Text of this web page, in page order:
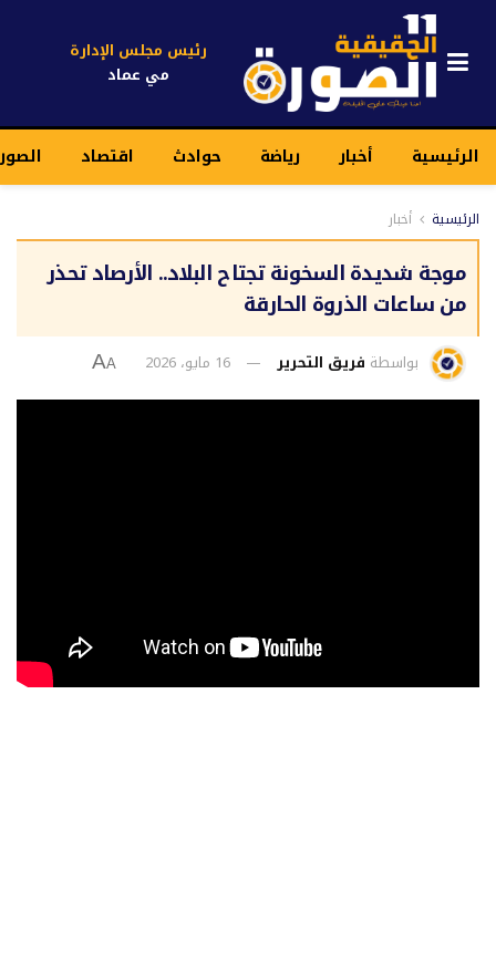
رئيس مجلس الإدارة
مي عماد
الرئيسية أخبار رياضة حوادث اقتصاد
الرئيسية أخبار
موجة شديدة السخونة تجتاح البلاد.. الأرصاد تحذر
من ساعات الذروة الحارقة
بواسطة فريق التحرير 16 مايو، 2026 A
A